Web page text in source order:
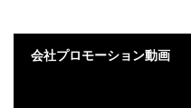
会社プロモーション動画